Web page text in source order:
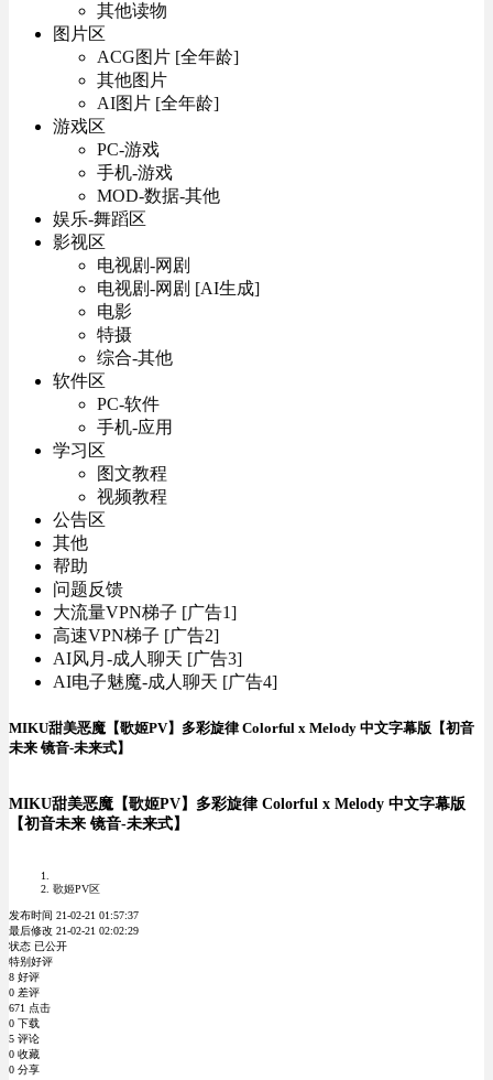
其他读物
图片区
ACG图片 [全年龄]
其他图片
AI图片 [全年龄]
游戏区
PC-游戏
手机-游戏
MOD-数据-其他
娱乐-舞蹈区
影视区
电视剧-网剧
电视剧-网剧 [AI生成]
电影
特摄
综合-其他
软件区
PC-软件
手机-应用
学习区
图文教程
视频教程
公告区
其他
帮助
问题反馈
大流量VPN梯子 [广告1]
高速VPN梯子 [广告2]
AI风月-成人聊天 [广告3]
AI电子魅魔-成人聊天 [广告4]
MIKU甜美恶魔【歌姬PV】多彩旋律 Colorful x Melody 中文字幕版【初音
未来 镜音-未来式】
MIKU甜美恶魔【歌姬PV】多彩旋律 Colorful x Melody 中文字幕版
【初音未来 镜音-未来式】
歌姬PV区
发布时间 21-02-21 01:57:37
最后修改 21-02-21 02:02:29
状态 已公开
特别好评
8 好评
0 差评
671 点击
0 下载
5 评论
0 收藏
0 分享